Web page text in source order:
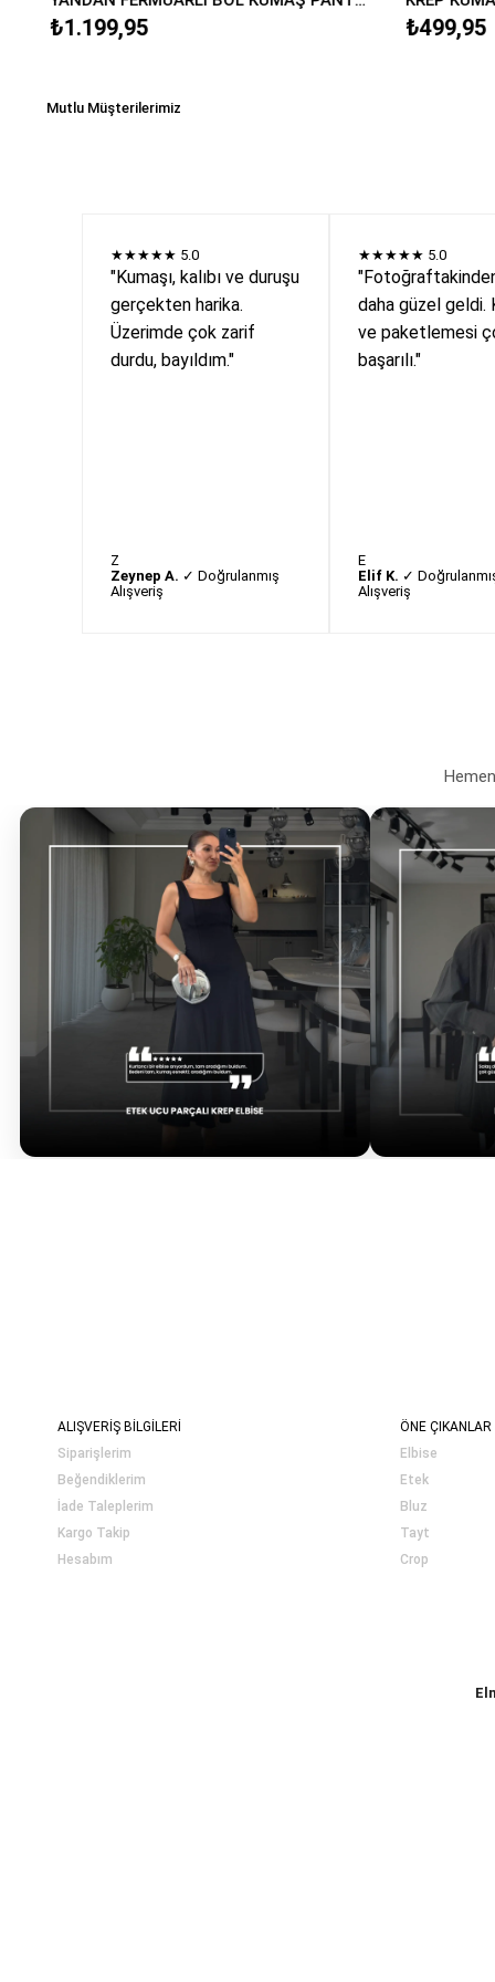
₺1.199,95 ₺499,95
Mutlu Müşterilerimiz
★★★★★ 5.0
"Kumaşı, kalıbı ve duruşu
gerçekten harika.
Üzerimde çok zarif
durdu, bayıldım."
Z
Zeynep A. ✓ Doğrulanmış
Alışveriş
★★★★★ 5.0
daha güzel geldi.
ve paketlemesi
başarılı."
E
Elif K. ✓
Alışveriş
ALIŞVERİŞ BİLGİLERİ
Siparişlerim
Beğendiklerim
İade Taleplerim
Kargo Takip
Hesabım
ÖNE ÇIKANLAR
Elbise
Etek
Bluz
Tayt
Crop